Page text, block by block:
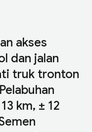
akses
dan jalan
truk tronton
km, ± 12